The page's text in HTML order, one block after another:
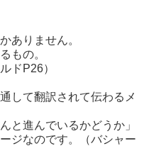
ありません。
もの。
ドP26）
して翻訳されて伝わるメ
と進んでいるかどうか」
ジなのです。（バシャー